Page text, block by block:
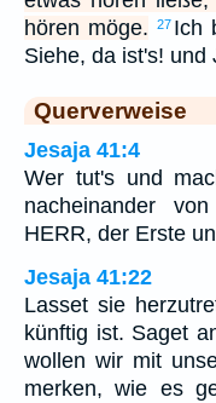
hören möge.
27 Ich
Siehe, da ist's!
Querverweise
Jesaja 41:4
Wer tut's und
nacheinander
HERR, der Erste
Jesaja 41:22
Lasset sie
künftig ist. Saget
wollen wir mit
merken, wie es